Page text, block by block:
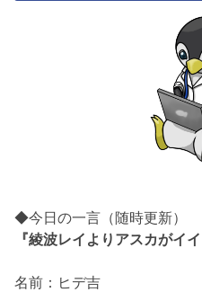
◆今日の一言（随時更新）
『綾波レイよりアスカがイイ
名前：ヒデ吉